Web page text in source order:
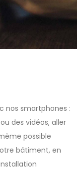
nos smartphones :
des vidéos, aller
possible
bâtiment, en